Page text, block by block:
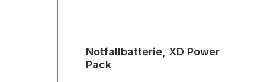
Notfallbatterie, XD Power
Pack